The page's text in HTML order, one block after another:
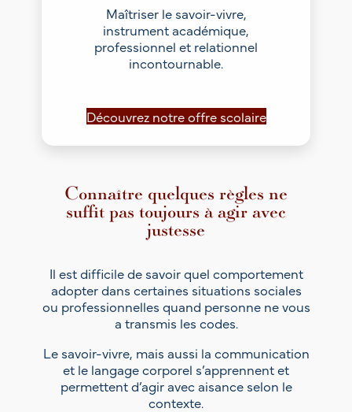
Maîtriser le savoir-vivre,
instrument académique,
professionnel et relationnel
incontournable.
Découvrez notre offre scolaire
Connaître quelques règles ne
suffit pas toujours à agir avec
justesse
Il est difficile de savoir quel comportement
adopter dans certaines situations sociales
ou professionnelles quand personne ne vous
a transmis les codes.
Le savoir-vivre, mais aussi la communication
et le langage corporel s’apprennent et
permettent d’agir avec aisance selon le
contexte.